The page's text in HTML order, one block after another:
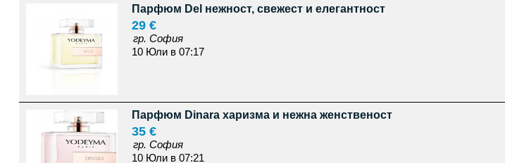
Парфюм Del нежност, свежест и елегантност
29 €
гр. София
10 Юли в 07:17
Парфюм Dinara харизма и нежна женственост
35 €
гр. София
10 Юли в 07:21